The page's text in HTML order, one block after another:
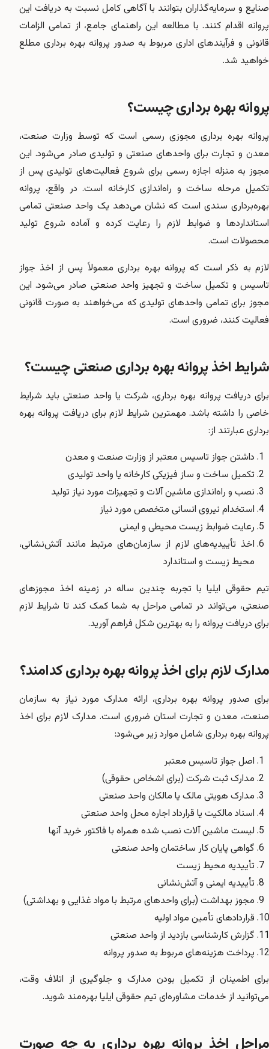
صنایع و سرمایه‌گذاران بتوانند با آگاهی کامل نسبت به دریافت این
پروانه اقدام کنند. با مطالعه این راهنمای جامع، از تمامی الزامات
قانونی و فرآیندهای اداری مربوط به صدور پروانه بهره برداری مطلع
خواهید شد.
پروانه بهره برداری چیست؟
پروانه بهره برداری مجوزی رسمی است که توسط وزارت صنعت،
معدن و تجارت برای واحدهای صنعتی و تولیدی صادر می‌شود. این
مجوز به منزله اجازه رسمی برای شروع فعالیت‌های تولیدی پس از
تکمیل مرحله ساخت و راه‌اندازی کارخانه است. در واقع، پروانه
بهره‌برداری سندی است که نشان می‌دهد یک واحد صنعتی تمامی
استانداردها و ضوابط لازم را رعایت کرده و آماده شروع تولید
محصولات است.
لازم به ذکر است که پروانه بهره برداری معمولاً پس از اخذ جواز
تاسیس و تکمیل ساخت و تجهیز واحد صنعتی صادر می‌شود. این
مجوز برای تمامی واحدهای تولیدی که می‌خواهند به صورت قانونی
فعالیت کنند، ضروری است.
شرایط اخذ پروانه بهره برداری صنعتی چیست؟
برای دریافت پروانه بهره برداری، شرکت یا واحد صنعتی باید شرایط
خاصی را داشته باشد. مهمترین شرایط لازم برای دریافت پروانه بهره
برداری عبارتند از:
داشتن جواز تاسیس معتبر از وزارت صنعت و معدن
تکمیل ساخت و ساز فیزیکی کارخانه یا واحد تولیدی
نصب و راه‌اندازی ماشین آلات و تجهیزات مورد نیاز تولید
استخدام نیروی انسانی متخصص مورد نیاز
رعایت ضوابط زیست محیطی و ایمنی
اخذ تأییدیه‌های لازم از سازمان‌های مرتبط مانند آتش‌نشانی،
محیط زیست و استاندارد
تیم حقوقی ایلیابا تجربه چندین ساله در زمینه اخذ مجوزهای
صنعتی، می‌تواند در تمامی مراحل به شما کمک کند تا شرایط لازم
برای دریافت پروانه را به بهترین شکل فراهم آورید.
مدارک لازم برای اخذ پروانه بهره برداری کدامند؟
برای صدور پروانه بهره برداری، ارائه مدارک مورد نیاز به سازمان
صنعت، معدن و تجارت استان ضروری است. مدارک لازم برای اخذ
پروانه بهره برداری شامل موارد زیر می‌شود:
اصل جواز تاسیس معتبر
مدارک ثبت شرکت (برای اشخاص حقوقی)
مدارک هویتی مالک یا مالکان واحد صنعتی
اسناد مالکیت یا قرارداد اجاره محل واحد صنعتی
لیست ماشین آلات نصب شده همراه با فاکتور خرید آنها
گواهی پایان کار ساختمان واحد صنعتی
تأییدیه محیط زیست
تأییدیه ایمنی و آتش‌نشانی
مجوز بهداشت (برای واحدهای مرتبط با مواد غذایی و بهداشتی)
قراردادهای تأمین مواد اولیه
گزارش کارشناسی بازدید از واحد صنعتی
پرداخت هزینه‌های مربوط به صدور پروانه
برای اطمینان از تکمیل بودن مدارک و جلوگیری از اتلاف وقت،
می‌توانید از خدمات مشاوره‌ای تیم حقوقی ایلیا بهره‌مند شوید.
مراحل اخذ پروانه بهره برداری به چه صورت